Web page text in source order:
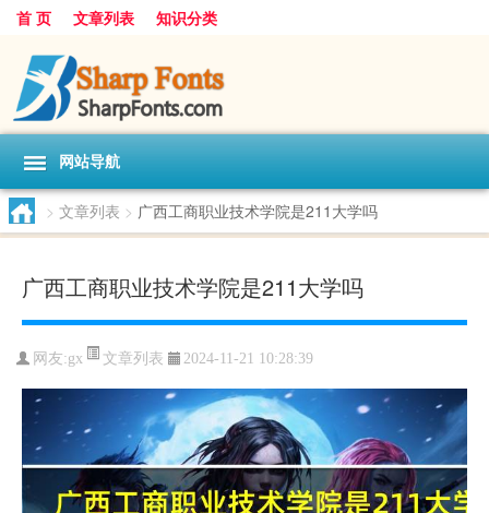
首 页 文章列表 知识分类
网站导航
> 文章列表 > 广西工商职业技术学院是211大学吗
广西工商职业技术学院是211大学吗
网友:gx 文章列表 2024-11-21 10:28:39